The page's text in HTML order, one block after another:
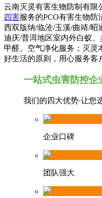
云南灭灵有害生物防制有限
四害服务的PCO有害生物
西双版纳/临沧/玉溪/曲靖/昭
迪庆/普洱地区室内外白蚁
甲醛、空气净化服务；灭灵
好生活的原则，用心服务客
一站式虫害防控企
我们的四大优势·让您
企业口碑
团队强大